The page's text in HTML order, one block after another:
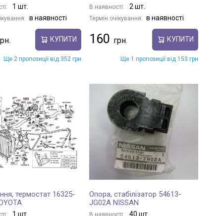
1 шт.
в наявності
КУПИТИ
Ще 2 пропозиції від 352 грн
В наявності: 2 шт.
Термін очікування: в наявності
160 КУПИТИ
Ще 1 пропозиції від 153 грн
термостат 16325-
1 шт.
Опора, стабілізатор 54613-
JG02A NISSAN
В наявності: 40 шт.